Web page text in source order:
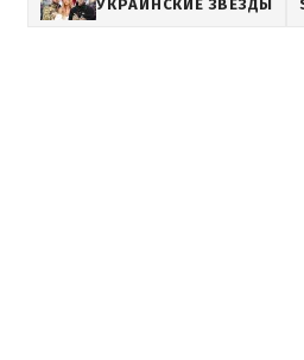
УКРАИНСКИЕ ЗВЕЗДЫ